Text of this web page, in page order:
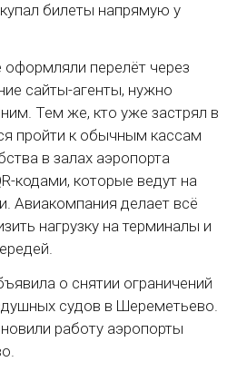
билеты напрямую у
перелёт через
сайты-агенты, нужно
Тем же, кто уже застрял в
пройти к обычным кассам
в залах аэропорта
кодами, которые ведут на
Авиакомпания делает всё
нагрузку на терминалы и
о снятии ограничений
судов в Шереметьево.
работу аэропорты